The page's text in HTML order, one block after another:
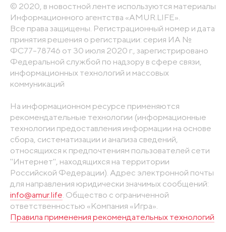
© 2020, в новостной ленте используются материалы
Информационного агентства «AMUR.LIFE».
Все права защищены. Регистрационный номер и дата
принятия решения о регистрации: серия ИА №
ФС77-78746 от 30 июля 2020 г., зарегистрировано
Федеральной службой по надзору в сфере связи,
информационных технологий и массовых
коммуникаций
На информационном ресурсе применяются
рекомендательные технологии (информационные
технологии предоставления информации на основе
сбора, систематизации и анализа сведений,
относящихся к предпочтениям пользователей сети
"Интернет", находящихся на территории
Российской Федерации). Адрес электронной почты
для направления юридически значимых сообщений:
info@amur.life . Общество с ограниченной
ответственностью «Компания «Игра».
Правила применения рекомендательных технологий